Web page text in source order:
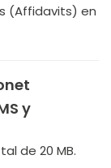
(Affidavits) en
y
de 20 MB.